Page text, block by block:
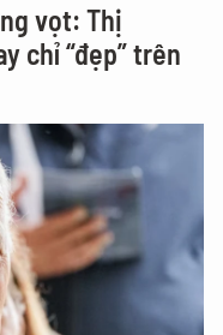
vọt: Thị
chỉ “đẹp” trên